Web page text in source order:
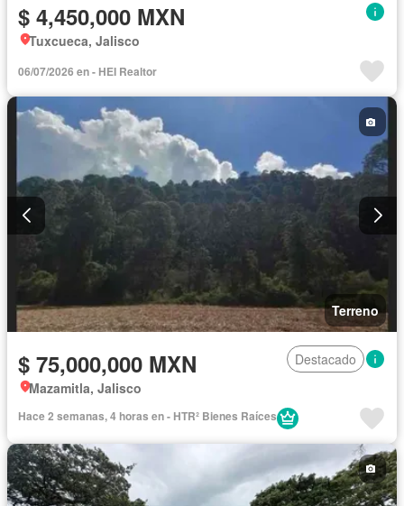
$ 4,450,000 MXN
Tuxcueca, Jalisco
06/07/2026 en - HEI Realtor
Terreno
$ 75,000,000 MXN
Destacado
Mazamitla, Jalisco
Hace 2 semanas, 4 horas en - HTR² Bienes Raíces